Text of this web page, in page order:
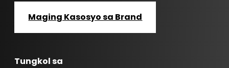
Maging Kasosyo sa Brand
Tungkol sa